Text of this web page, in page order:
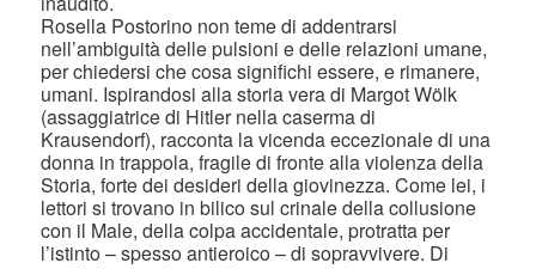
Rosella Postorino non teme di addentrarsi
nell’ambiguità delle pulsioni e delle relazioni umane,
per chiedersi che cosa significhi essere, e rimanere,
umani. Ispirandosi alla storia vera di Margot Wölk
(assaggiatrice di Hitler nella caserma di
Krausendorf), racconta la vicenda eccezionale di una
donna in trappola, fragile di fronte alla violenza della
Storia, forte dei desideri della giovinezza. Come lei, i
lettori si trovano in bilico sul crinale della collusione
con il Male, della colpa accidentale, protratta per
l’istinto – spesso antieroico – di sopravvivere. Di